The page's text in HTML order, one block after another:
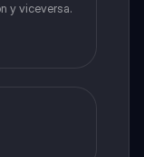
y viceversa.